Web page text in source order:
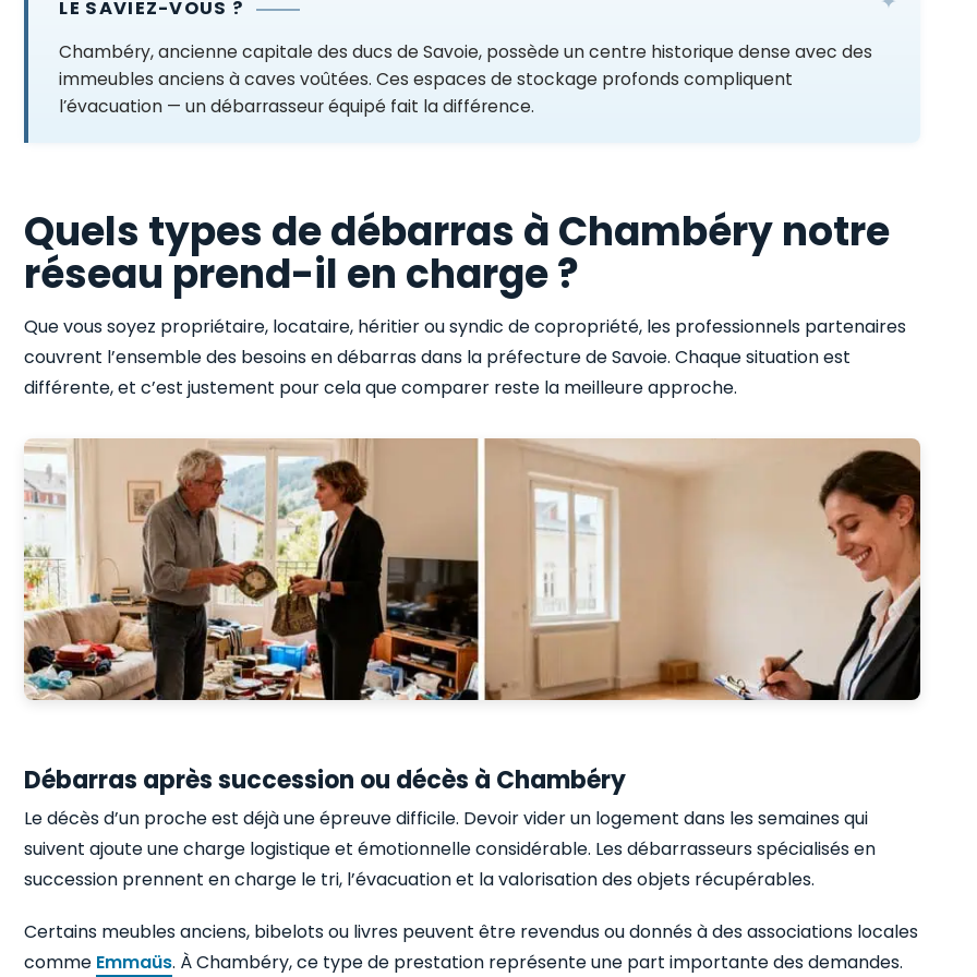
LE SAVIEZ-VOUS ?
Chambéry, ancienne capitale des ducs de Savoie, possède un centre historique dense avec des
immeubles anciens à caves voûtées. Ces espaces de stockage profonds compliquent
l’évacuation — un débarrasseur équipé fait la différence.
Quels types de débarras à Chambéry notre
réseau prend-il en charge ?
Que vous soyez propriétaire, locataire, héritier ou syndic de copropriété, les professionnels partenaires
couvrent l’ensemble des besoins en débarras dans la préfecture de Savoie. Chaque situation est
différente, et c’est justement pour cela que comparer reste la meilleure approche.
Débarras après succession ou décès à Chambéry
Le décès d’un proche est déjà une épreuve difficile. Devoir vider un logement dans les semaines qui
suivent ajoute une charge logistique et émotionnelle considérable. Les débarrasseurs spécialisés en
succession prennent en charge le tri, l’évacuation et la valorisation des objets récupérables.
Certains meubles anciens, bibelots ou livres peuvent être revendus ou donnés à des associations locales
comme Emmaüs. À Chambéry, ce type de prestation représente une part importante des demandes.